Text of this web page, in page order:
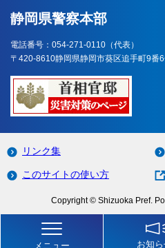
メニュー お知
静岡県警察本部
電話番号：054-271-0110（代表）
〒420-8610静岡県静岡市葵区追手町9番
リンク集
このサイトの使い方
Copyright © Shizuoka Pref.